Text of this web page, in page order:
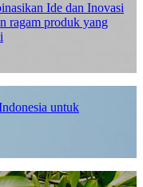
Ide dan Inovasi
ragam produk yang
untuk